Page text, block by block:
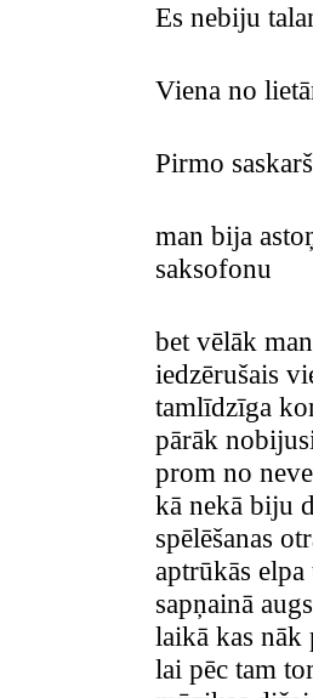
Es nebiju
Viena no
Pirmo
man bija
saksofonu
bet vēlāk
iedzērušais
tamlīdzīga
pārāk
prom no
kā nekā biju
spēlēšanas
aptrūkās
sapņainā
laikā kas nāk
lai pēc tam